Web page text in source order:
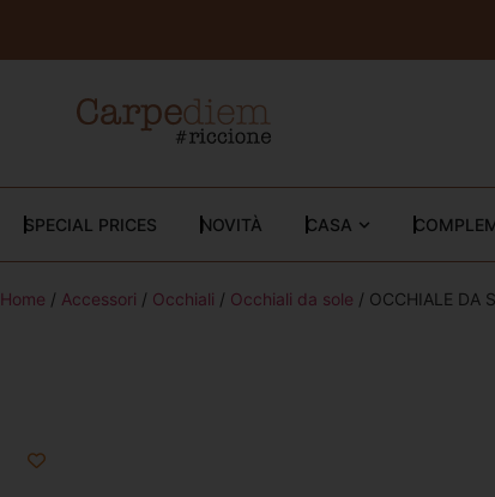
SPECIAL PRICES NOVITÀ CASA
Home / Accessori / Occhiali / Occhiali da sole / OCCHIALE DA